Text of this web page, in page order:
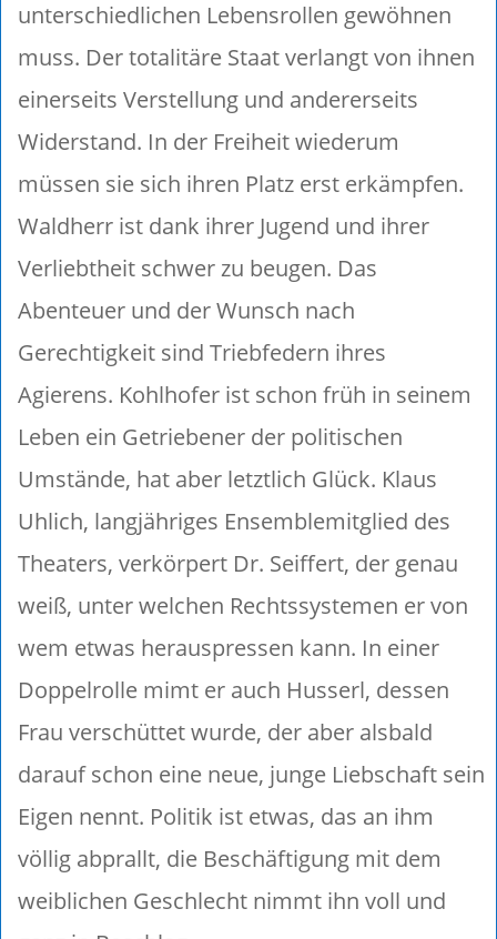
unterschiedlichen Lebensrollen gewöhnen
muss. Der totalitäre Staat verlangt von ihnen
einerseits Verstellung und andererseits
Widerstand. In der Freiheit wiederum
müssen sie sich ihren Platz erst erkämpfen.
Waldherr ist dank ihrer Jugend und ihrer
Verliebtheit schwer zu beugen. Das
Abenteuer und der Wunsch nach
Gerechtigkeit sind Triebfedern ihres
Agierens. Kohlhofer ist schon früh in seinem
Leben ein Getriebener der politischen
Umstände, hat aber letztlich Glück. Klaus
Uhlich, langjähriges Ensemblemitglied des
Theaters, verkörpert Dr. Seiffert, der genau
weiß, unter welchen Rechtssystemen er von
wem etwas herauspressen kann. In einer
Doppelrolle mimt er auch Husserl, dessen
Frau verschüttet wurde, der aber alsbald
darauf schon eine neue, junge Liebschaft sein
Eigen nennt. Politik ist etwas, das an ihm
völlig abprallt, die Beschäftigung mit dem
weiblichen Geschlecht nimmt ihn voll und